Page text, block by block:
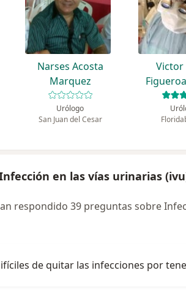
Narses Acosta
Marquez
Urólogo
San Juan del Cesar
Victor
en las vías urinarias
respondido 39 preguntas sobre
de quitar las infecciones por